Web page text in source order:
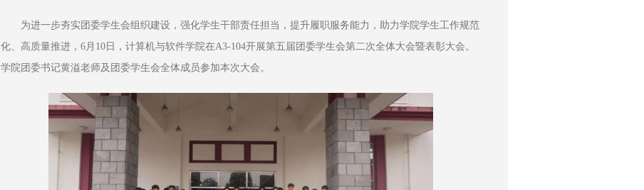
为进一步夯实团委学生会组织建设，强化学生干部责任担当，提升履职服务能力，助力学院学生工作规范
化、高质量推进，6月10日，计算机与软件学院在A3-104开展第五届团委学生会第二次全体大会暨表彰大会。
学院团委书记黄溢老师及团委学生会全体成员参加本次大会。